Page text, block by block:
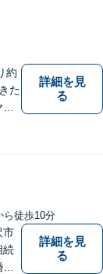
約
た
か
詳細を見
る
ら徒歩10分
市
続
詳細を見
る